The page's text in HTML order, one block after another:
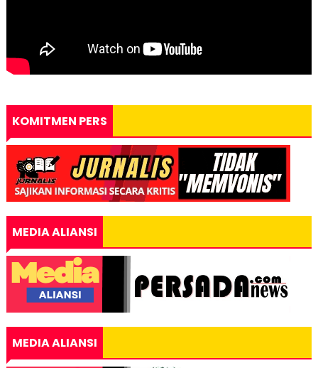
KOMITMEN PERS
MEDIA ALIANSI
MEDIA ALIANSI